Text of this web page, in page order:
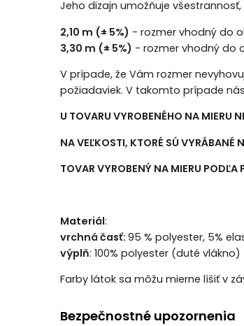
Jeho dizajn umožňuje
2,10 m (± 5%) - rozmer vhodný do
3,30 m (± 5%) - rozmer vhodný do
V prípade, že Vám rozmer
požiadaviek. V takomto prípade
U TOVARU VYROBENÉHO NA MIERU
NA VEĽKOSTI, KTORÉ SÚ VYRÁBANÉ
TOVAR VYROBENÝ NA MIERU
Materiál:
vrchná časť: 95 % polyester, 5%
výplň: 100% polyester (duté vlákno)
Farby látok sa môžu mierne líšiť v
Bezpečnostné upozornenia